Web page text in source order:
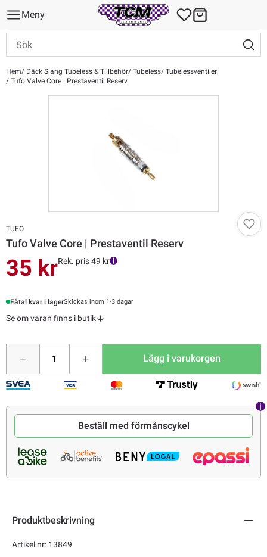
Meny
Hem Däck Slang Tubeless & Tillbehör Tubeless Tubelessventiler
Tufo Valve Core | Prestaventil Reserv
TUFO
Tufo Valve Core | Prestaventil Reserv
35 krRek. pris 49 kr
Fåtal kvar i lagerSkickas inom 1-3 dagar
Se om varan finns i butik
Lägg i varukorgen
Beställ med förmånscykel
Produktbeskrivning
Artikel nr: 13849